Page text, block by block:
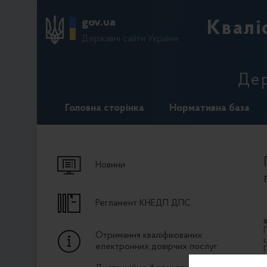
gov.ua
Державні сайти України
Головна сторінка Нормативна база
Новини
Регламент КНЕДП ДПС
Отримання кваліфікованих
електронних довірчих послуг